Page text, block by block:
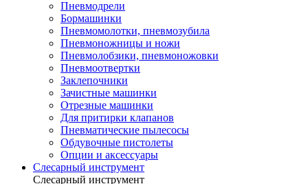
Пневмодрели
Бормашинки
Пневмомолотки, пневмозубила
Пневмоножницы и ножи
Пневмолобзики, пневмоножовки
Пневмоотвертки
Заклепочники
Зачистные машинки
Отрезные машинки
Для притирки клапанов
Пневматические пылесосы
Обдувочные пистолеты
Опции и аксессуары
Слесарный инструмент
Слесарный инструмент